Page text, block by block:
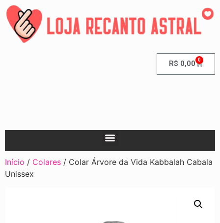
R$ 0,00 0
Início / Colares / Colar Árvore da Vida Kabbalah Cabala
Unissex